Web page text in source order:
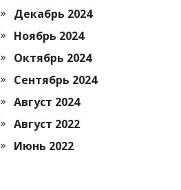
Декабрь 2024
Ноябрь 2024
Октябрь 2024
Сентябрь 2024
Август 2024
Август 2022
Июнь 2022